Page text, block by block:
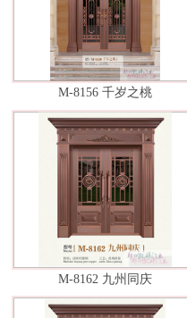
M-8156 千岁之桃
M-8162 九州同庆